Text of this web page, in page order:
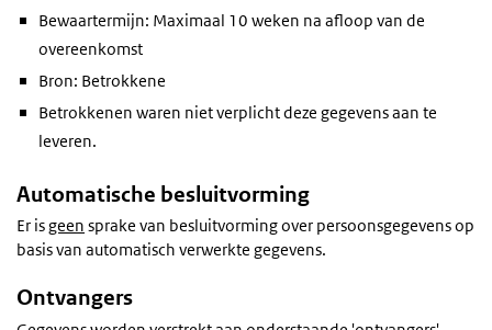
Bewaartermijn: Maximaal 10 weken na afloop van de
overeenkomst
Bron: Betrokkene
Betrokkenen waren niet verplicht deze gegevens aan te
leveren.
Automatische besluitvorming
Er isgeen sprake van besluitvorming over persoonsgegevens op
basis van automatisch verwerkte gegevens.
Ontvangers